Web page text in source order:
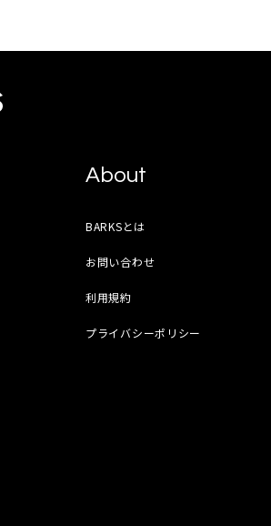
About
BARKSとは
お問い合わせ
利用規約
プライバシーポリシー